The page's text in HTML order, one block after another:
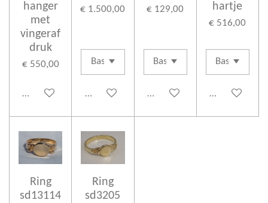
hanger
met
vingeraf
druk
€ 550,00
In winkelwagen
€ 1.500,00
In winkelwagen
€ 129,00
In winkelwagen
hartje
€ 516,00
In
Ring
sd13114
Ring
sd3205